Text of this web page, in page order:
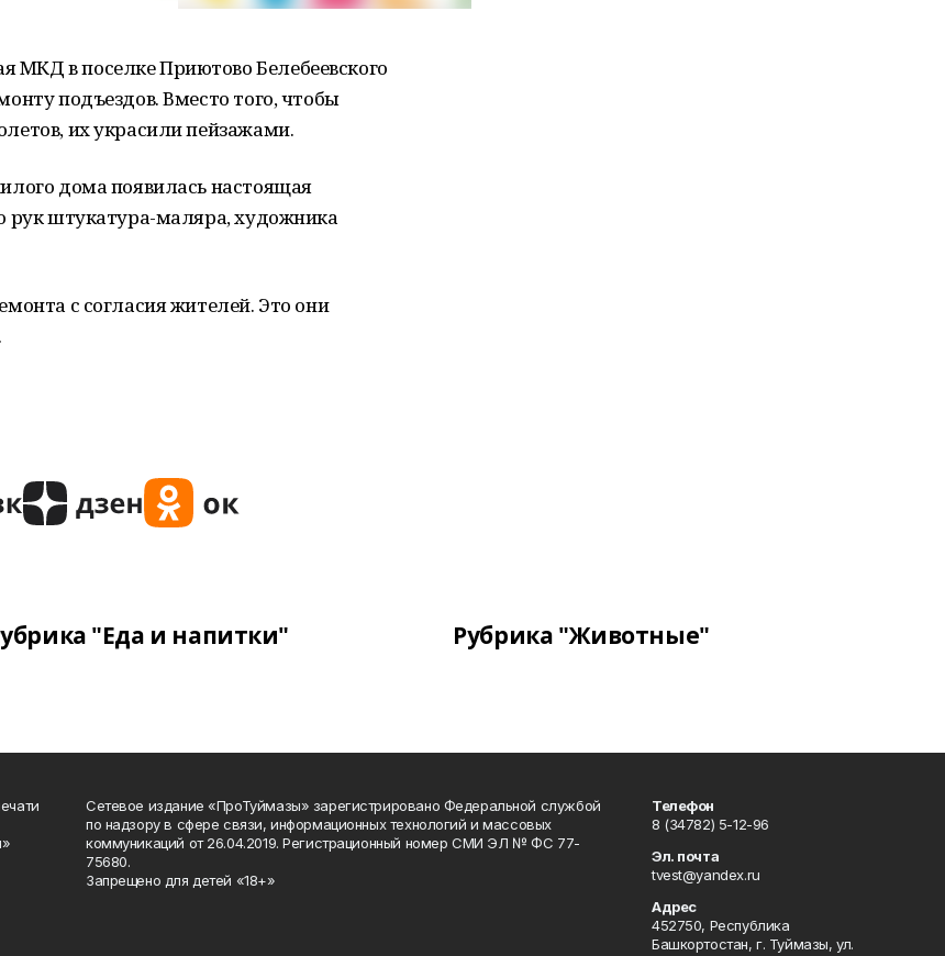
в поселке Приютово Белебеевского
подъездов. Вместо того, чтобы
их украсили пейзажами.
дома появилась настоящая
рук штукатура-маляра, художника
с согласия жителей. Это они
"Еда и напитки" Рубрика "Животные"
Сетевое издание «ПроТуймазы» зарегистрировано Федеральной службой
по надзору в сфере связи, информационных технологий и массовых
коммуникаций от 26.04.2019. Регистрационный номер СМИ ЭЛ № ФС 77-
75680.
Запрещено для детей «18+»
Телефон
8 (34782) 5-12-96
Эл. почта
tvest@yandex.ru
Адрес
452750, Республика
Башкортостан, г. Туймазы, ул.